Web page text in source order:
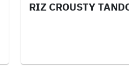
RIZ CROUSTY